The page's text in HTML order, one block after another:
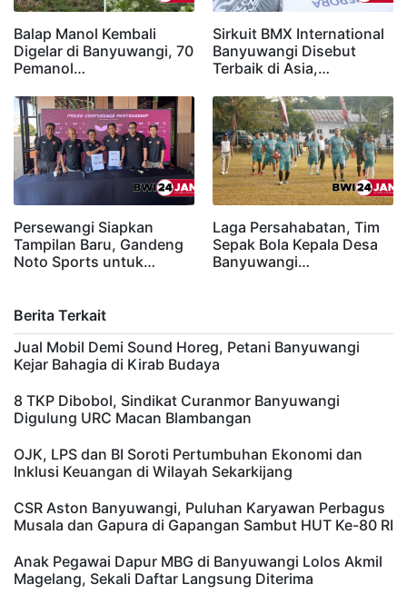
Balap Manol Kembali
Digelar di Banyuwangi, 70
Pemanol…
Sirkuit BMX International
Banyuwangi Disebut
Terbaik di Asia,…
Persewangi Siapkan
Tampilan Baru, Gandeng
Noto Sports untuk…
Laga Persahabatan, Tim
Sepak Bola Kepala Desa
Banyuwangi…
Berita Terkait
Jual Mobil Demi Sound Horeg, Petani Banyuwangi
Kejar Bahagia di Kirab Budaya
8 TKP Dibobol, Sindikat Curanmor Banyuwangi
Digulung URC Macan Blambangan
OJK, LPS dan BI Soroti Pertumbuhan Ekonomi dan
Inklusi Keuangan di Wilayah Sekarkijang
CSR Aston Banyuwangi, Puluhan Karyawan Perbagus
Musala dan Gapura di Gapangan Sambut HUT Ke-80 RI
Anak Pegawai Dapur MBG di Banyuwangi Lolos Akmil
Magelang, Sekali Daftar Langsung Diterima